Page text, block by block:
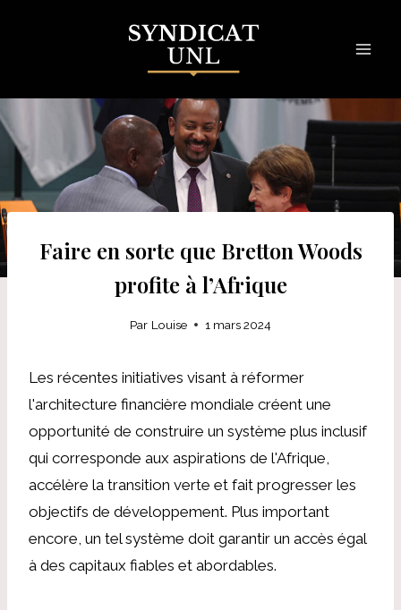
Faire en sorte que Bretton Woods
profite à l’Afrique
Par Louise 1 mars 2024
Les récentes initiatives visant à réformer
l'architecture financière mondiale créent une
opportunité de construire un système plus inclusif
qui corresponde aux aspirations de l'Afrique,
accélère la transition verte et fait progresser les
objectifs de développement. Plus important
encore, un tel système doit garantir un accès égal
à des capitaux fiables et abordables.